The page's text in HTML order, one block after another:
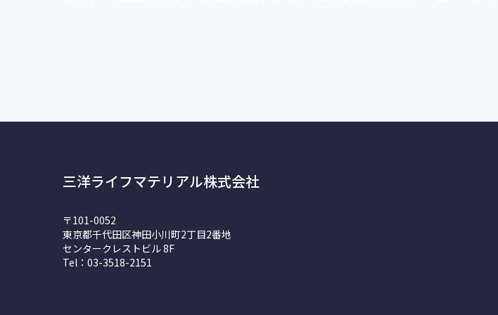
三洋ライフマテリアル株式会社
〒101-0052
東京都千代田区神田小川町2丁目2番地
センタークレストビル 8F
Tel：03-3518-2151